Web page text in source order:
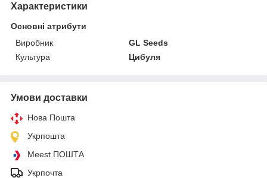
Характеристики
Основні атрибути
Виробник
GL Seeds
Культура
Цибуля
Умови доставки
Нова Пошта
Укрпошта
Meest ПОШТА
Укрпочта